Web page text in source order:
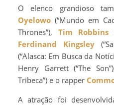
O elenco grandioso
Oyelowo (“Mundo em
Thrones”), Tim Robbins
Ferdinand Kingsley
(“Alasca: Em Busca da
Henry Garrett (“The
Tribeca”) e o rapper
A atração foi